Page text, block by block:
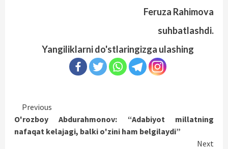
Feruza Rahimova
suhbatlashdi.
Yangiliklarni do'stlaringizga ulashing
Continue
Reading
Previous
O'rozboy Abdurahmonov: “Adabiyot millatning
nafaqat kelajagi, balki o'zini ham belgilaydi”
Next